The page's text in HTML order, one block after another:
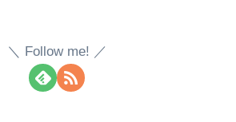
Follow me!